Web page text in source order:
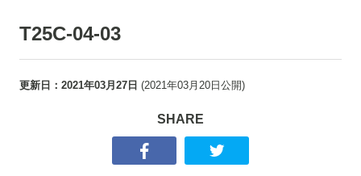
T25C-04-03
更新日： 2021年03月27日 (2021年03月20日 公開)
SHARE